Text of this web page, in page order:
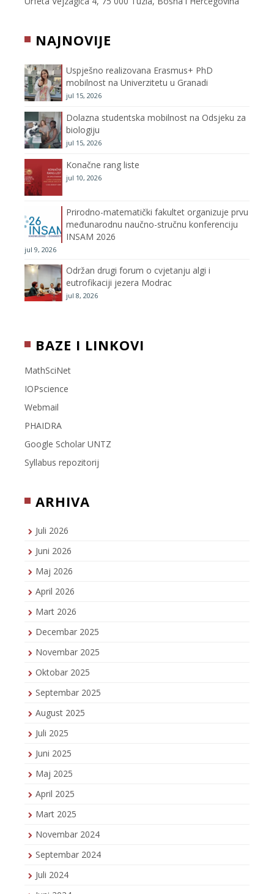
o
o
k
e
r
r
e
e
NAJNOVIJE
Uspješno realizovana Erasmus+ PhD
mobilnost na Univerzitetu u Granadi
jul 15, 2026
Dolazna studentska mobilnost na Odsjeku za
biologiju
jul 15, 2026
Konačne rang liste
jul 10, 2026
Prirodno-matematički fakultet organizuje prvu
međunarodnu naučno-stručnu konferenciju
INSAM 2026
jul 9, 2026
Održan drugi forum o cvjetanju algi i
eutrofikaciji jezera Modrac
jul 8, 2026
BAZE I LINKOVI
MathSciNet
IOPscience
Webmail
PHAIDRA
Google Scholar UNTZ
Syllabus repozitorij
ARHIVA
Juli 2026
Juni 2026
Maj 2026
April 2026
Mart 2026
Decembar 2025
Novembar 2025
Oktobar 2025
Septembar 2025
August 2025
Juli 2025
Juni 2025
Maj 2025
April 2025
Mart 2025
Novembar 2024
Septembar 2024
Juli 2024